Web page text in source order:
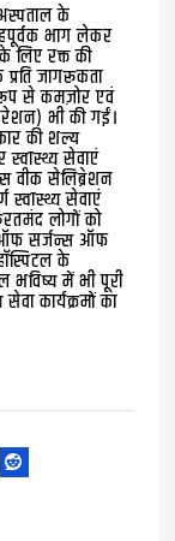
के
भाग लेकर
लिए रक्त की
जागरूकता
रूप से कमज़ोर एवं
भी की गईं।
की शल्य
सेवाएं
वीक सेलिब्रेशन
स्वास्थ्य सेवाएं
लोगों को
ऑफ सर्जन्स ऑफ
के
भविष्य में भी पूरी
कार्यक्रमों का